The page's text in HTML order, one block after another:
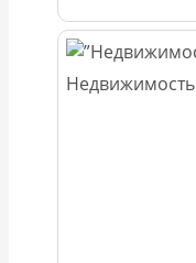
Недвижимость